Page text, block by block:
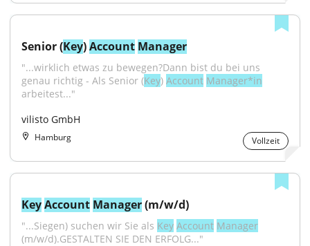
Senior (Key) Account Manager
"...wirklich etwas zu bewegen?Dann bist du bei uns
genau richtig - Als Senior (Key) Account Manager*in
arbeitest..."
vilisto GmbH
Hamburg Vollzeit
KeyAccount Manager (m/w/d)
"...Siegen) suchen wir Sie als Key Account Manager
(m/w/d).GESTALTEN SIE DEN ERFOLG..."